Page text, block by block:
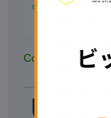
Coincheck